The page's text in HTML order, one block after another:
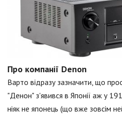
Про компанії Denon
Варто відразу зазначити, що
"Денон" з'явився в Японії аж у
ніяк не японець (що вже зовсім